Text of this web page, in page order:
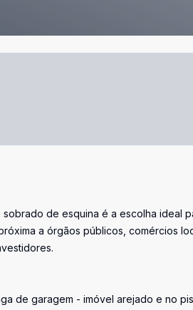
de esquina é a escolha ideal
a órgãos públicos, comércios
de garagem - imóvel arejado e no